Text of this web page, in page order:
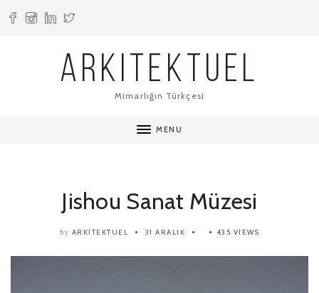
ARKITEKTUEL
Mimarlığın Türkçesi
MENU
Jishou Sanat Müzesi
by ARKITEKTUEL 31 ARALIK 435 VIEWS